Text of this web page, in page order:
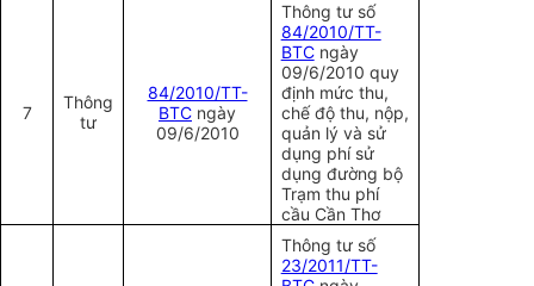
7
Thông
tư
84/2010/TT-
BTC ngày
09/6/2010
Thông tư số
84/2010/TT-
BTCngày
09/6/2010 quy
định mức thu,
chế độ thu, nộp,
quản lý và sử
dụng phí sử
dụng đường bộ
Trạm thu phí
cầu Cần Thơ
Thông tư số
23/2011/TT-